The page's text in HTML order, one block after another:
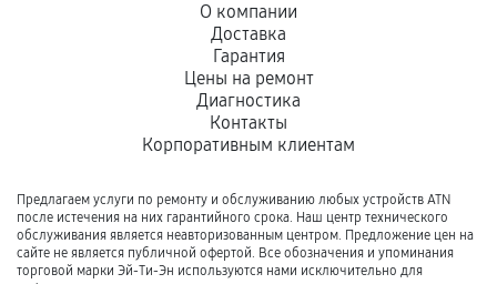
О компании
Доставка
Гарантия
Цены на ремонт
Диагностика
Контакты
Корпоративным клиентам
Предлагаем услуги по ремонту и обслуживанию любых устройств ATN
после истечения на них гарантийного срока. Наш центр технического
обслуживания является неавторизованным центром. Предложение цен на
сайте не является публичной офертой. Все обозначения и упоминания
торговой марки Эй-Ти-Эн используются нами исключительно для